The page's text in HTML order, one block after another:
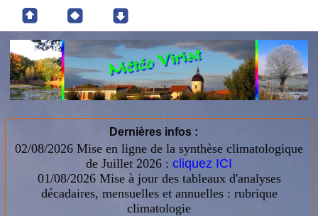
Dernières infos :
02/08/2026 Mise en ligne de la synthèse climatologique
de Juillet 2026 : cliquez ICI
01/08/2026 Mise à jour des tableaux d'analyses
décadaires, mensuelles et annuelles : rubrique
climatologie